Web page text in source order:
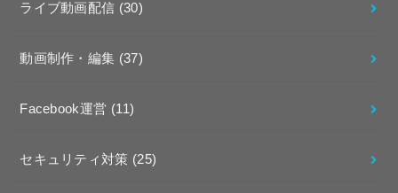
ライブ動画配信 (30)
動画制作・編集 (37)
Facebook運営 (11)
セキュリティ対策 (25)